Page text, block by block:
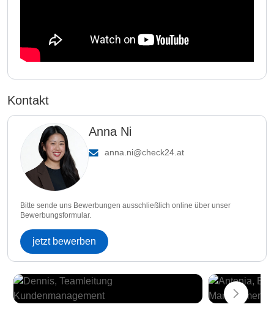
Kontakt
Anna Ni
anna.ni@check24.at
Bitte sende uns Bewerbungen ausschließlich online über unser
Bewerbungsformular.
jetzt bewerben